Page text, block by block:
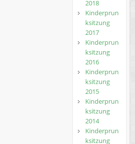
2018
Kinderprun
ksitzung
2017
Kinderprun
ksitzung
2016
Kinderprun
ksitzung
2015
Kinderprun
ksitzung
2014
Kinderprun
ksitzung